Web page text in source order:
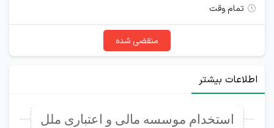
تمام وقت
منقضی شده
اطلاعات بیشتر
استخدام موسسه مالی و اعتباری ملل